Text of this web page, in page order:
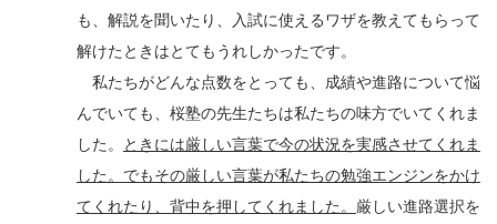
も、解説を聞いたり、入試に使えるワザを教えてもらって
解けたときはとてもうれしかったです。
私たちがどんな点数をとっても、成績や進路について悩
んでいても、桜塾の先生たちは私たちの味方でいてくれま
した。
ときには厳しい言葉で今の状況を実感させてくれま
した。でもその厳しい言葉が私たちの勉強エンジンをかけ
てくれたり、背中を押してくれました。 厳しい進路選択を